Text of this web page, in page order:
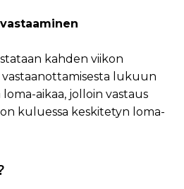
kahden viikon
lukuun
aikaa, jolloin vastaus
kuluessa keskitetyn loma-